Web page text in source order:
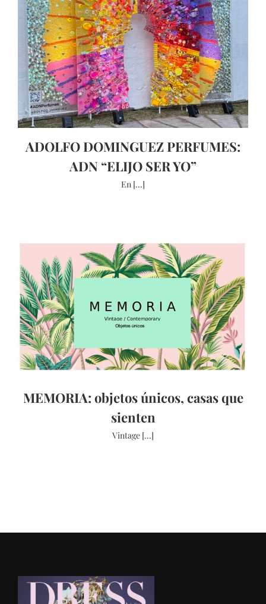
ADOLFO DOMINGUEZ PERFUMES:
ADN “ELIJO SER YO”
En [...]
MEMORIA: objetos únicos, casas que
sienten
Vintage [...]